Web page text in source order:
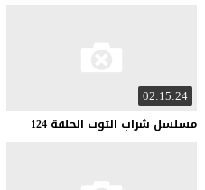
02:15:24
مسلسل شراب التوت الحلقة 124